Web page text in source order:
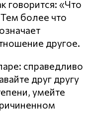
говорится: «Что
более что
другое.
справедливо
друг другу
умейте